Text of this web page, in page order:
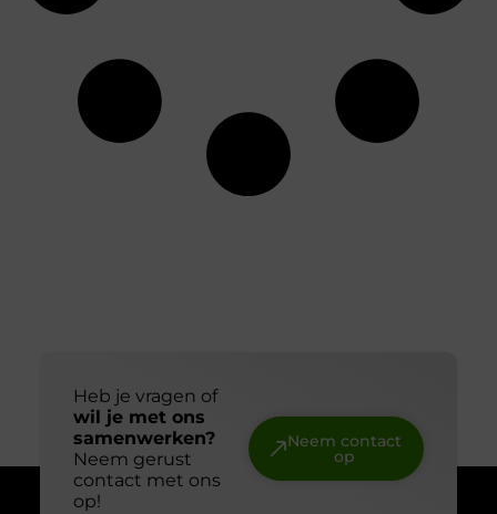
Heb je vragen of
wil je met ons
samenwerken?
Neem gerust
contact met ons
op!
Neem contact
op